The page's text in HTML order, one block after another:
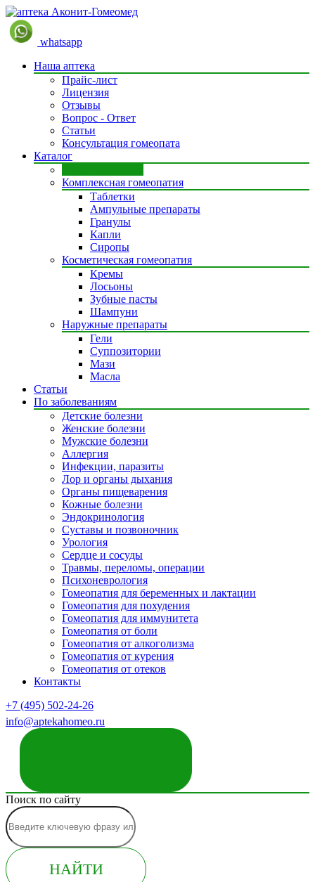
whatsapp
Наша аптека
Прайс-лист
Лицензия
Отзывы
Вопрос - Ответ
Статьи
Консультация гомеопата
Каталог
Комплексная гомеопатия
Таблетки
Ампульные препараты
Гранулы
Капли
Сиропы
Косметическая гомеопатия
Кремы
Лосьоны
Зубные пасты
Шампуни
Наружные препараты
Гели
Суппозитории
Мази
Масла
Статьи
По заболеваниям
Детские болезни
Женские болезни
Мужские болезни
Аллергия
Инфекции, паразиты
Лор и органы дыхания
Органы пищеварения
Кожные болезни
Эндокринология
Суставы и позвоночник
Урология
Сердце и сосуды
Травмы, переломы, операции
Психоневрология
Гомеопатия для беременных и лактации
Гомеопатия для похудения
Гомеопатия для иммунитета
Гомеопатия от боли
Гомеопатия от алкоголизма
Гомеопатия от курения
Гомеопатия от отеков
Контакты
+7 (495) 502-24-26
info@aptekahomeo.ru
Поиск по сайту
НАЙТИ